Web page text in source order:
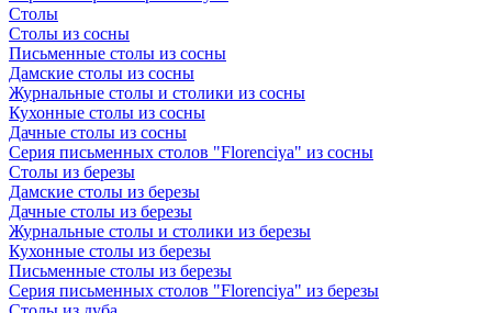
Столы
Столы из сосны
Письменные столы из сосны
Дамские столы из сосны
Журнальные столы и столики из сосны
Кухонные столы из сосны
Дачные столы из сосны
Серия письменных столов "Florenciya" из сосны
Столы из березы
Дамские столы из березы
Дачные столы из березы
Журнальные столы и столики из березы
Кухонные столы из березы
Письменные столы из березы
Серия письменных столов "Florenciya" из березы